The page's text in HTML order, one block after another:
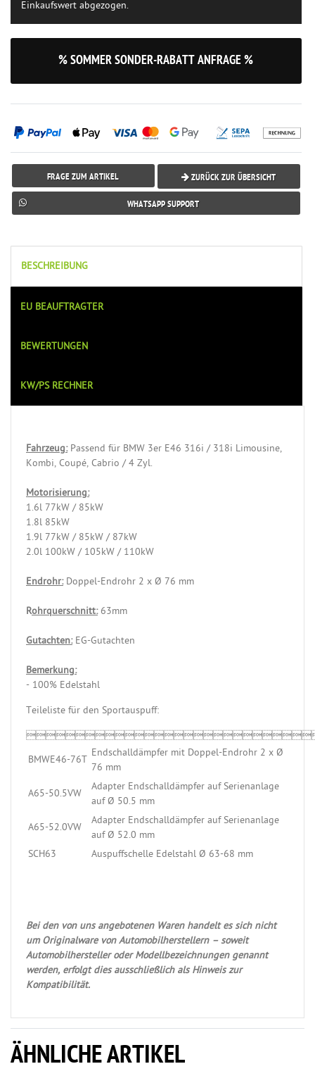
Einkaufswert abgezogen.
% SOMMER SONDER-RABATT ANFRAGE %
FRAGE ZUM ARTIKEL ZURÜCK ZUR ÜBERSICHT
WHATSAPP SUPPORT
BESCHREIBUNG
EU BEAUFTRAGTER
BEWERTUNGEN
KW/PS RECHNER
Fahrzeug:Passend für BMW 3er E46 316i / 318i Limousine,
Kombi, Coupé, Cabrio / 4 Zyl.
Motorisierung:
1.6l 77kW / 85kW
1.8l 85kW
1.9l 77kW / 85kW / 87kW
2.0l 100kW / 105kW / 110kW
Endrohr:Doppel-Endrohr 2 x Ø 76 mm
Rohrquerschnitt:63mm
Gutachten:EG-Gutachten
Bemerkung:
- 100% Edelstahl
Teileliste für den Sportauspuff:
BMWE46-76T
Endschalldämpfer mit Doppel-Endrohr 2 x Ø
76 mm
A65-50.5VW
Adapter Endschalldämpfer auf Serienanlage
auf Ø 50.5 mm
A65-52.0VW
Adapter Endschalldämpfer auf Serienanlage
auf Ø 52.0 mm
SCH63
Auspuffschelle Edelstahl Ø 63-68 mm
Bei den von uns angebotenen Waren handelt es sich nicht
um Originalware von Automobilherstellern – soweit
Automobilhersteller oder Modellbezeichnungen genannt
werden, erfolgt dies ausschließlich als Hinweis zur
Kompatibilität.
ÄHNLICHE ARTIKEL